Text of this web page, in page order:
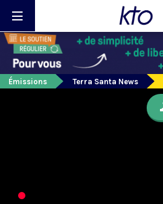
Émissions Terra Santa News